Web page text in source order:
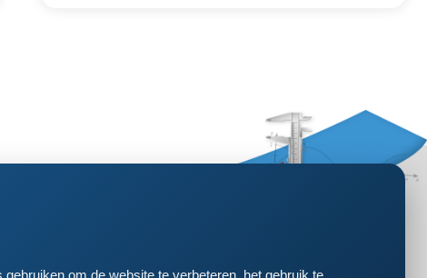
om de website te verbeteren, het gebruik te